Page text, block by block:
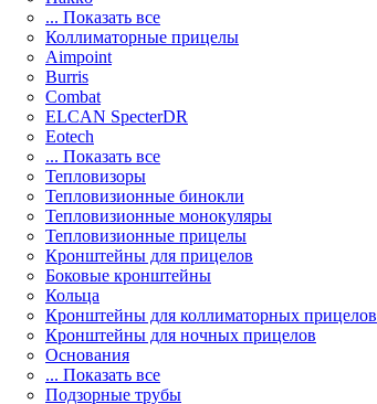
... Показать все
Коллиматорные прицелы
Aimpoint
Burris
Combat
ELCAN SpecterDR
Eotech
... Показать все
Тепловизоры
Тепловизионные бинокли
Тепловизионные монокуляры
Тепловизионные прицелы
Кронштейны для прицелов
Боковые кронштейны
Кольца
Кронштейны для коллиматорных прицелов
Кронштейны для ночных прицелов
Основания
... Показать все
Подзорные трубы